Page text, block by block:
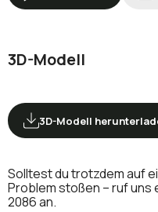
3D-Modell
3D-Modell
Solltest du trotzdem auf
Problem stoßen – ruf uns
2086an.